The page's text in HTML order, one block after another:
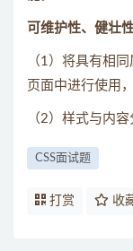
可维护性、健壮性
（1）将具有相
页面中进行使用
（2）样式与内
CSS面试题
打赏 收